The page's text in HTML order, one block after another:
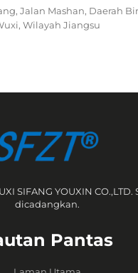
Jalan Mashan, Daerah
Wilayah Jiangsu
SIFANG YOUXIN
dicadangkan.
Pantas